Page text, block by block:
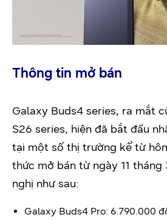
Thông tin mở bán
Galaxy Buds4 series, ra mắt
S26 series, hiện đã bắt đầu
tại một số thị trường kể từ
thức mở bán từ ngày 11 tháng
nghị như sau:
Galaxy Buds4 Pro: 6.790.000